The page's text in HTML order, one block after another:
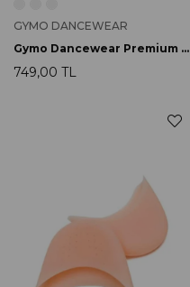
GYMO DANCEWEAR
Gymo Dancewear Premium Silikon Bale Point Uçluk Şeffaf
749,00 TL